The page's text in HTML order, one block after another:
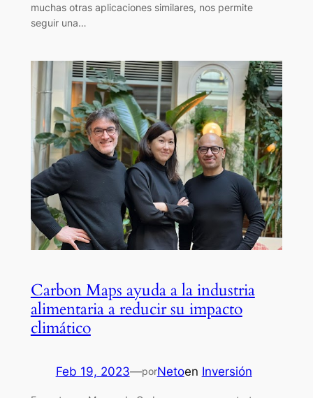
muchas otras aplicaciones similares, nos permite
seguir una…
Carbon Maps ayuda a la industria
alimentaria a reducir su impacto
climático
Feb 19, 2023—porNetoen Inversión